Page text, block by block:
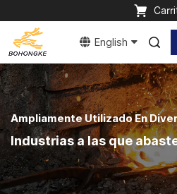
English
Ampliamente Utilizado En
Industrias a las que